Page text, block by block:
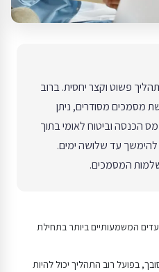
פשוט וקצר יחסית. ברוב
מסמכים מסודרים, ניתן
הכנסה וביטוח לאומי בתוך
להימשך עד שלושה ימים.
המסמכים.
המשמעותיים ביותר בתחילת
בפועל רוב התהליך יכול להיות